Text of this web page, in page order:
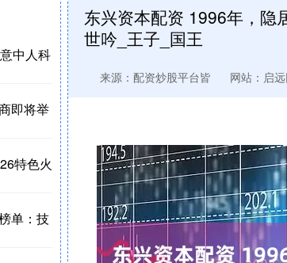
东兴资本配资 1996年，隐
世吟_王子_国王
来源：配资炒股平台皆 网站：启
中人科
即将举
特色火
单：技